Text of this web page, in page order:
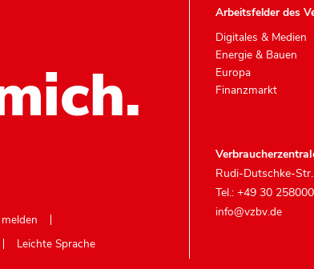
Leichte Sprache
Arbeitsfelder des
Digitales & Medien
Energie & Bauen
Europa
Finanzmarkt
Rudi-Dutschke-
Tel.: +49 30
info@vzbv.de